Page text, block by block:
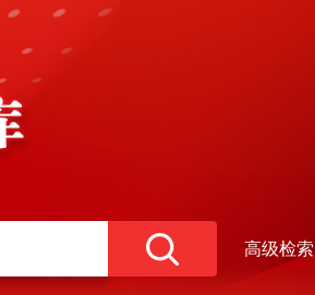
高级检索